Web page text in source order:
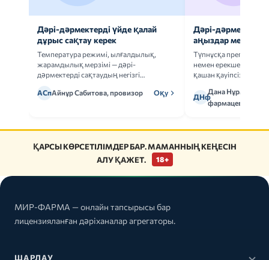
Дәрі-дәрмектерді үйде қалай
дұрыс сақтау керек
Температура режимі, ылғалдылық,
жарамдылық мерзімі — дәрі-
дәрмектерді сақтаудың негізгі
АСпАйнұр Сабитова, провизор Оқу
Дәрі-дәрмек
аңыздар мен
Түпнұсқа
немен ерекшеленеді
қашан қауіпсіз.
ДНф
Дана
фармацевт
ҚАРСЫ КӨРСЕТІЛІМДЕР БАР. МАМАННЫҢ КЕҢЕСІН
АЛУ ҚАЖЕТ.
18+
МИР-ФАРМА — онлайн тапсырысы бар
лицензияланған дәріханалар агрегаторы.
ШАРЛАУ